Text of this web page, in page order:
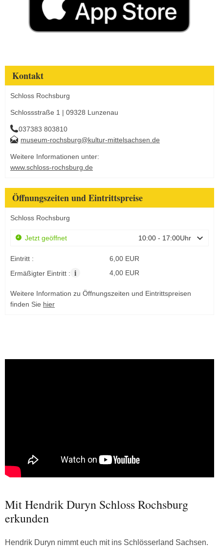
Kontakt
Schloss Rochsburg
Schlossstraße 1 | 09328 Lunzenau
037383 803810
museum-rochsburg@kultur-mittelsachsen.de
Weitere Informationen unter:
www.schloss-rochsburg.de
Öffnungszeiten und Eintrittspreise
Schloss Rochsburg
Jetzt geöffnet 10:00 - 17:00Uhr
Eintritt :
6,00 EUR
Ermäßigter Eintritt : i 4,00 EUR
Weitere Information zu Öffnungszeiten und Eintrittspreisen
finden Sie hier
Mit Hendrik Duryn Schloss Rochsburg
erkunden
Hendrik Duryn nimmt euch mit ins Schlösserland Sachsen.